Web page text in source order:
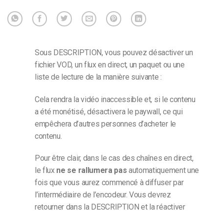
Sous DESCRIPTION, vous pouvez désactiver un
fichier VOD, un flux en direct, un paquet ou une
liste de lecture de la manière suivante :
Cela rendra la vidéo inaccessible et, si le contenu
a été monétisé, désactivera le paywall, ce qui
empêchera d’autres personnes d’acheter le
contenu.
Pour être clair, dans le cas des chaînes en direct,
le flux ne se rallumera pas automatiquement une
fois que vous aurez commencé à diffuser par
l’intermédiaire de l’encodeur. Vous devrez
retourner dans la DESCRIPTION et la réactiver